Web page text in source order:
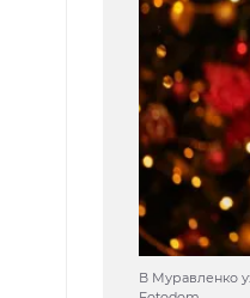
В Муравленко